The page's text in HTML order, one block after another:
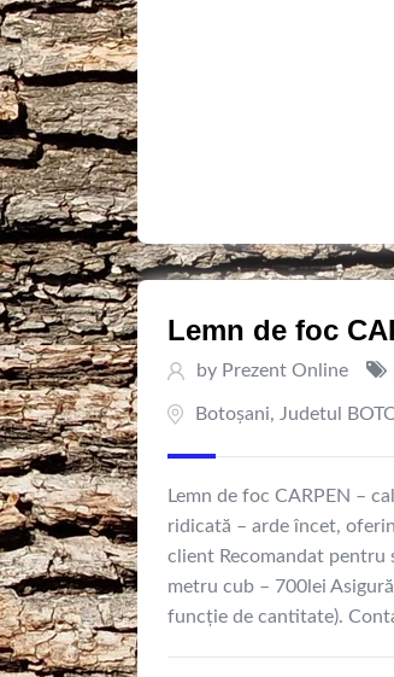
Lemn de foc
by Prezent Online
Botoşani, Judetul
Lemn de foc CARPEN –
ridicată – arde încet,
client Recomandat pentru
metru cub – 700lei
funcție de cantitate).